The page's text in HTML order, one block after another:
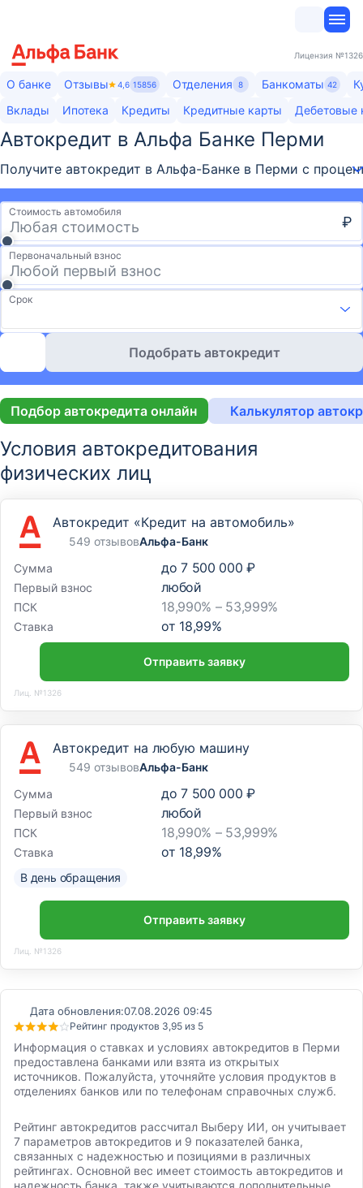
Лицензия №1326
О банке Отзывы 4,6 15856 Отделения 8 Банкоматы 42
Вклады
Ипотека Кредиты Кредитные карты Дебетовые
Автокредит в Альфа Банке Перми
Получите автокредит в Альфа-Банке в Перми с
Стоимость автомобиля
₽
Первоначальный взнос
Срок
Подобрать автокредит
Подбор автокредита онлайн Калькулятор
Условия автокредитования
физических лиц
Автокредит «Кредит на автомобиль»
549 отзывовАльфа-Банк
Сумма
до 7 500 000 ₽
Первый взнос любой
ПСК 18,990% – 53,999%
Ставка от 18,99%
Отправить заявку
Лиц. №1326
Автокредит на любую машину
549 отзывовАльфа-Банк
Сумма
до 7 500 000 ₽
Первый взнос любой
ПСК 18,990% – 53,999%
Ставка от 18,99%
В день обращения
Отправить заявку
Лиц. №1326
Дата обновления:07.08.2026 09:45
Рейтинг продуктов 3,95 из 5
Информация о ставках и условиях автокредитов в Перми
предоставлена банками или взята из открытых
источников. Пожалуйста, уточняйте условия продуктов в
отделениях банков или по телефонам справочных служб.
Рейтинг автокредитов рассчитал Выберу ИИ, он учитывает
7 параметров автокредитов и 9 показателей банка,
связанных с надежностью и позициями в различных
рейтингах. Основной вес имеет стоимость автокредитов и
надежность банка, также учитываются дополнительные